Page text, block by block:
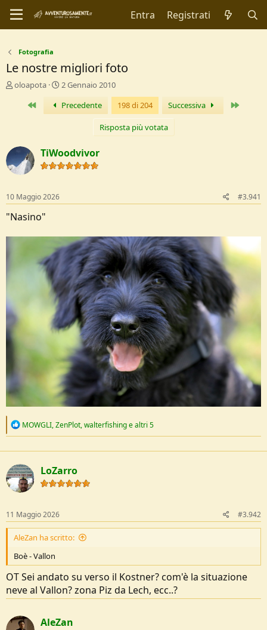
Entra Registrati
Fotografia
Le nostre migliori foto
C
r
e
D
s
c
u
s
s
n
oloapota
D
t
a
I
n
i
o
2 Gennaio 2010
Primo Precedente 198 di 204 Successiva
Risposta più votata
TiWoodvivor
10 Maggio 2026 #3.941
"Nasino"
R
c
t
i
o
n
:
MOWGLI,ZenPlot,walterfishinge altri 5
LoZarro
11 Maggio 2026 #3.942
AleZan ha scritto:
Boè - Vallon
OT Sei andato su verso il Kostner? com'è la situazione
neve al Vallon? zona Piz da Lech, ecc..?
AleZan